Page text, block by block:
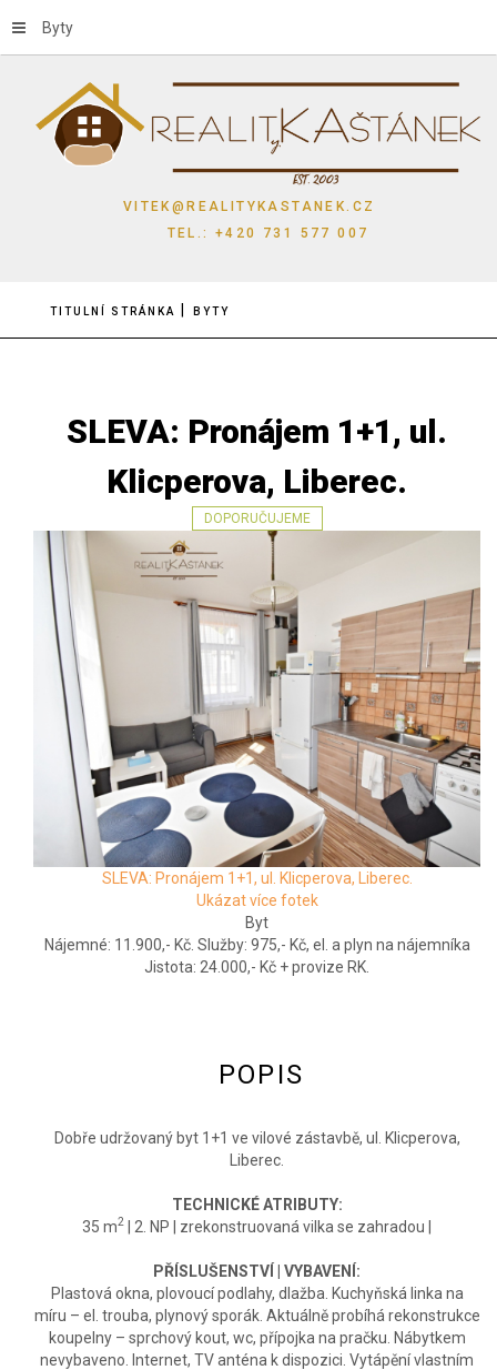
VITEK@REALITYKASTANEK.CZ
TEL.: +420 731 577 007
Byty
TITULNÍ STRÁNKA BYTY
SLEVA: Pronájem 1+1, ul.
Klicperova, Liberec.
DOPORUČUJEME
SLEVA: Pronájem 1+1, ul. Klicperova, Liberec.
Ukázat více fotek
Byt
Nájemné: 11.900,- Kč. Služby: 975,- Kč, el. a plyn na nájemníka
Jistota: 24.000,- Kč + provize RK.
POPIS
Dobře udržovaný byt 1+1 ve vilové zástavbě, ul. Klicperova,
Liberec.
TECHNICKÉ ATRIBUTY:
35 m2 | 2. NP | zrekonstruovaná vilka se zahradou |
PŘÍSLUŠENSTVÍ | VYBAVENÍ:
Plastová okna, plovoucí podlahy, dlažba. Kuchyňská linka na
míru – el. trouba, plynový sporák. Aktuálně probíhá rekonstrukce
koupelny – sprchový kout, wc, přípojka na pračku. Nábytkem
nevybaveno. Internet, TV anténa k dispozici. Vytápění vlastním